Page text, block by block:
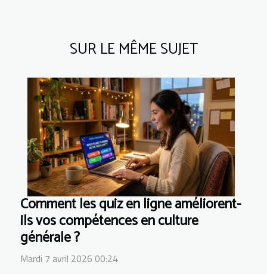
SUR LE MÊME SUJET
Comment les quiz en ligne améliorent-
ils vos compétences en culture
générale ?
Mardi 7 avril 2026 00:24